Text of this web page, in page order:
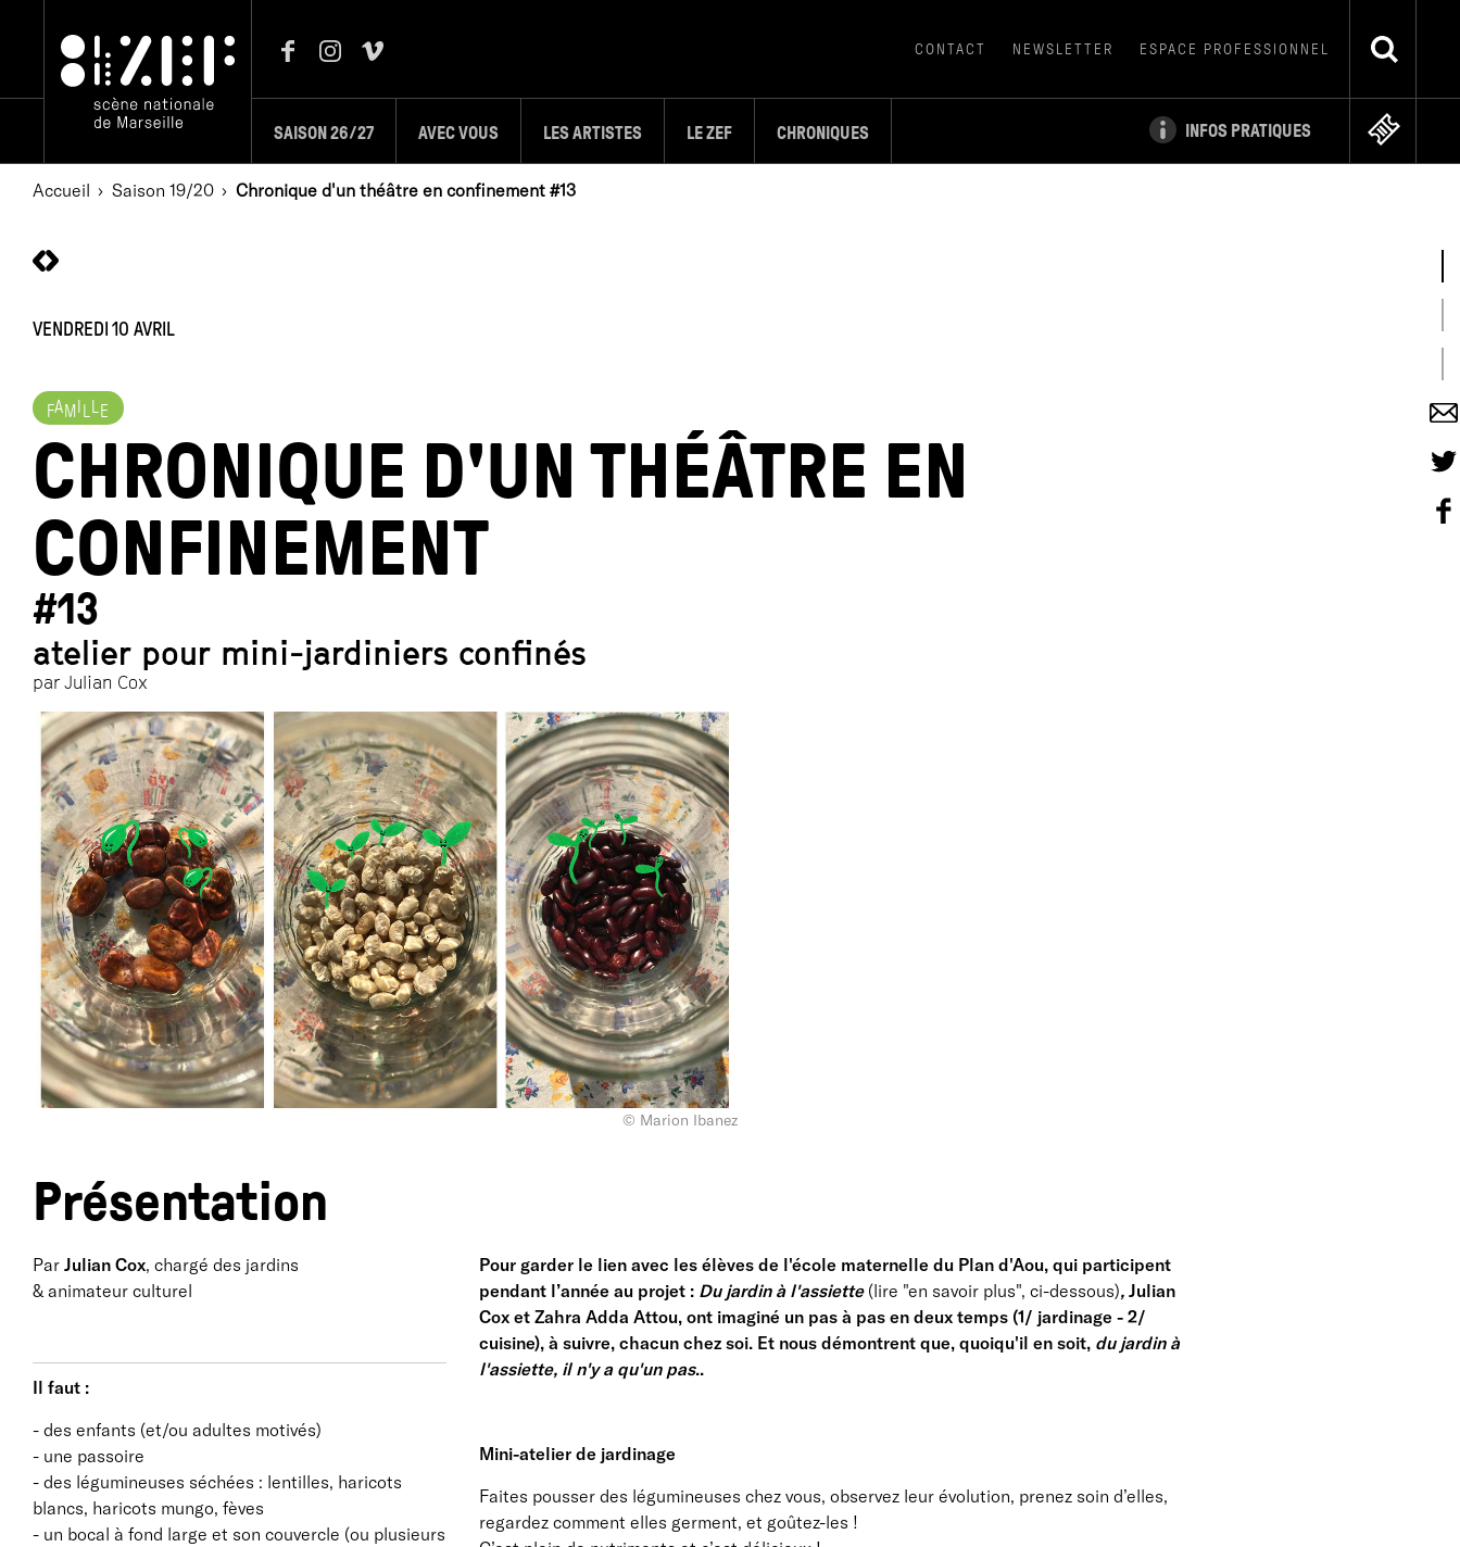
SAISON 26/27 AVEC VOUS LES ARTISTES LE ZEF CHRONIQUES INFOS PRATIQUES
CONTACT NEWSLETTER ESPACE PROFESSIONNEL
Accueil Saison 19/20 Chronique d'un théâtre en confinement #13
VENDREDI 10 AVRIL
FAM LE
CHRONIQUE D'UN THÉÂTRE EN
CONFINEMENT
#13
atelier pour mini-jardiniers confinés
par Julian Cox
© Marion Ibanez
Présentation
Pour garder le lien avec les élèves de l'école maternelle du Plan d'Aou, qui participent
pendant l’année au projet : Du jardin à l'assiette (lire "en savoir plus", ci-dessous), Julian
Cox et Zahra Adda Attou, ont imaginé un pas à pas en deux temps (1/ jardinage - 2/
cuisine), à suivre, chacun chez soi. Et nous démontrent que, quoiqu'il en soit, du jardin à
l'assiette, il n'y a qu'un pas..
Mini-atelier de jardinage
Faites pousser des légumineuses chez vous, observez leur évolution, prenez soin d’elles,
regardez comment elles germent, et goûtez-les !
ParJulian Cox, chargé des jardins
& animateur culturel
Il faut :
- des enfants (et/ou adultes motivés)
- une passoire
- des légumineuses séchées : lentilles, haricots
blancs, haricots mungo, fèves
- un bocal à fond large et son couvercle (ou plusieurs